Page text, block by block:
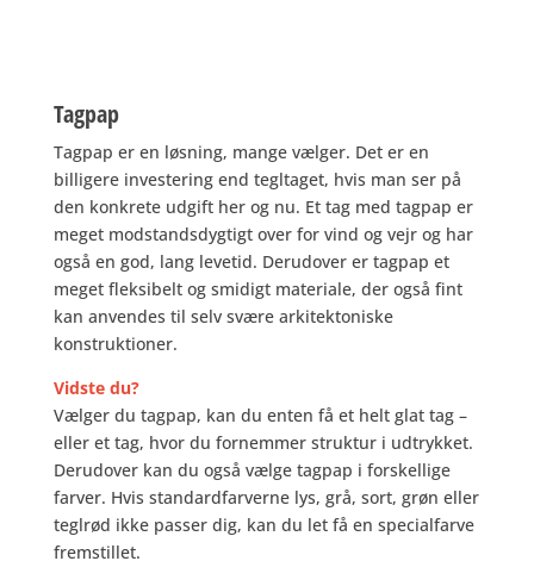
Tagpap
Tagpap er en løsning, mange vælger. Det er en
billigere investering end tegltaget, hvis man ser på
den konkrete udgift her og nu. Et tag med tagpap er
meget modstandsdygtigt over for vind og vejr og har
også en god, lang levetid. Derudover er tagpap et
meget fleksibelt og smidigt materiale, der også fint
kan anvendes til selv svære arkitektoniske
konstruktioner.
Vidste du?
Vælger du tagpap, kan du enten få et helt glat tag –
eller et tag, hvor du fornemmer struktur i udtrykket.
Derudover kan du også vælge tagpap i forskellige
farver. Hvis standardfarverne lys, grå, sort, grøn eller
teglrød ikke passer dig, kan du let få en specialfarve
fremstillet.